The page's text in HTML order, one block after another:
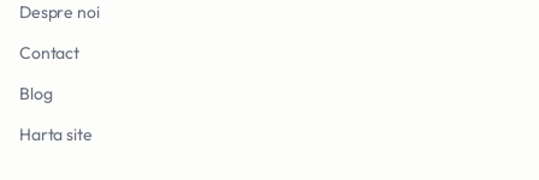
Despre noi
Contact
Blog
Harta site